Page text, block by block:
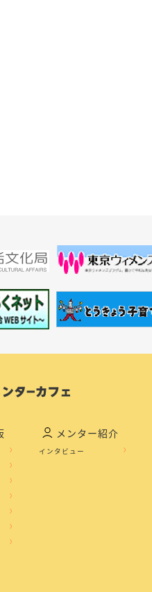
メンター紹介
インタビュー